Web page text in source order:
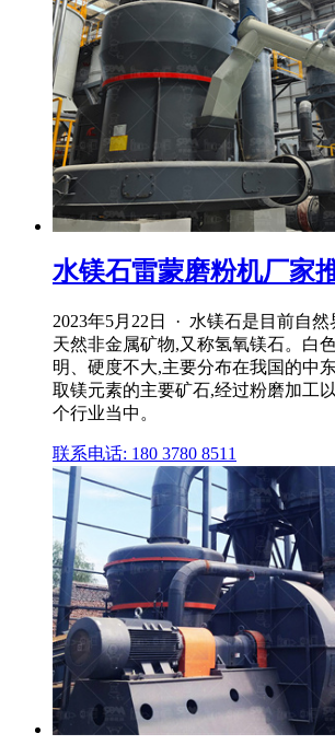
水镁石雷蒙磨粉机厂家
2023年5月22日 · 水镁石是目前自
天然非金属矿物,又称氢氧镁石。白
明、硬度不大,主要分布在我国的中
取镁元素的主要矿石,经过粉磨加工
个行业当中。
联系电话: 180 3780 8511